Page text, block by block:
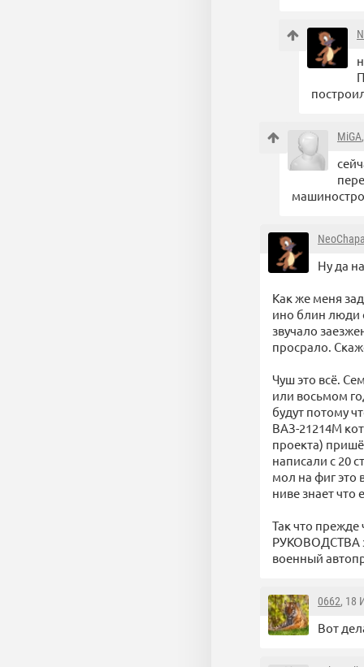
MiGA
Ну да
Как же меня
ино блин люди
звучало
просрало.
Чуш это всё.
или восьмом
будут потому
ВАЗ-21214М
проекта)
написали с 20
мол на фиг это
ниве знает что
Так что прежде
РУКОВОДСТВА
военный
0662, 18
Вот